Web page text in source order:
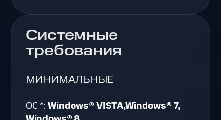
Системные
требования
МИНИМАЛЬНЫЕ
ОС *:Windows® VISTA,Windows® 7,